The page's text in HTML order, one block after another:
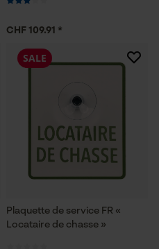
CHF 109.91 *
Plaquette de service FR «
Locataire de chasse »
SALE